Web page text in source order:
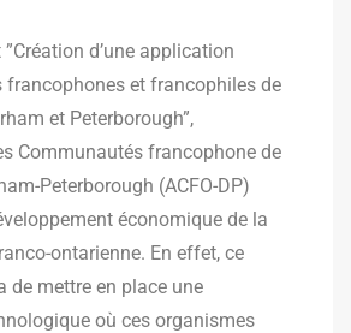
d’une application
francophones et francophiles de
et Peterborough”​,
Communautés francophone de
Peterborough (ACFO-DP)
économique de la
ontarienne. En effet, ce
de mettre en place une
où ces organismes